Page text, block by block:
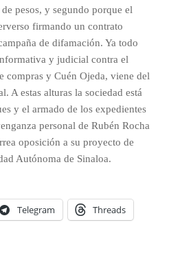
pesos, y segundo porque el
firmando un contrato
de difamación. Ya todo
y judicial contra el
compras y Cuén Ojeda, viene del
A estas alturas la sociedad está
y el armado de los expedientes
personal de Rubén Rocha
oposición a su proyecto de
Autónoma de Sinaloa.
Telegram Threads